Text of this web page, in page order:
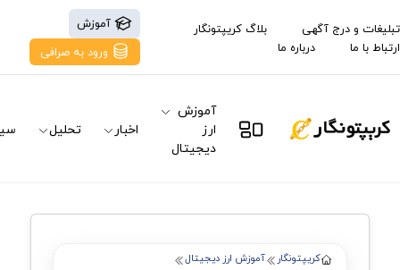
تبلیغات و درج آگهی
بلاگ کریپتونگار
ارتباط با ما
درباره ما
آموزش
ورود به صرافی
آموزش
ارز
دیجیتال
اخبار تحلیل
کریپتونگار
آموزش ارز دیجیتال